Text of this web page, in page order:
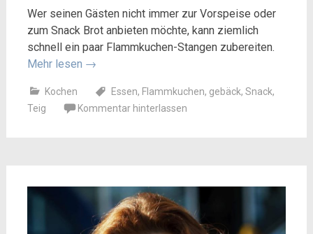
Wer seinen Gästen nicht immer zur Vorspeise oder
zum Snack Brot anbieten möchte, kann ziemlich
schnell ein paar Flammkuchen-Stangen zubereiten.
Mehr lesen →
Kochen Essen, Flammkuchen, gebäck, Snack,
Teig
Kommentar hinterlassen